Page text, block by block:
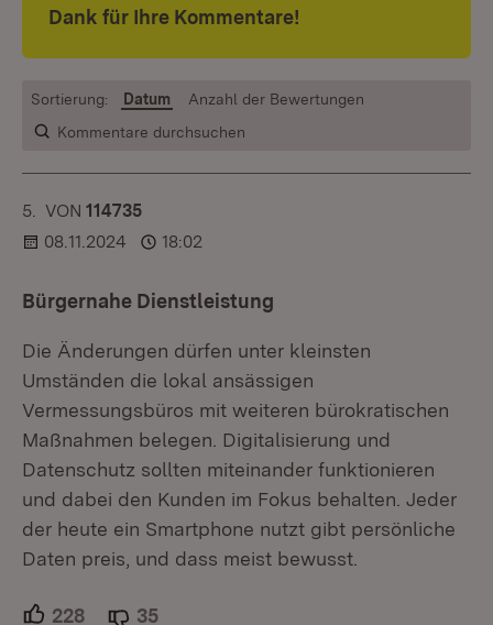
Dank für Ihre Kommentare!
Kommentare durchsuchen
Sortierung: Datum Anzahl der Bewertungen
5. KOMMENTAR
VON :114735
08.11.2024
18:02
Bürgernahe Dienstleistung
Die Änderungen dürfen unter kleinsten
Umständen die lokal ansässigen
Vermessungsbüros mit weiteren bürokratischen
Maßnahmen belegen. Digitalisierung und
Datenschutz sollten miteinander funktionieren
und dabei den Kunden im Fokus behalten. Jeder
der heute ein Smartphone nutzt gibt persönliche
Daten preis, und dass meist bewusst.
228 Unterstützer.
35